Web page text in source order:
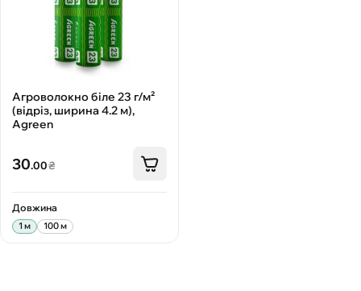
Агроволокно біле 23 г/м²
(відріз, ширина 4.2 м),
Agreen
30.00₴
Довжина
1 м 100 м